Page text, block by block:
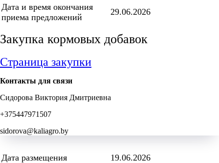
Дата и время окончания
приема предложений
29.06.2026
Закупка кормовых добавок
Страница закупки
Контакты для связи
Сидорова Виктория Дмитриевна
+375447971507
sidorova@kaliagro.by
Дата размещения 19.06.2026